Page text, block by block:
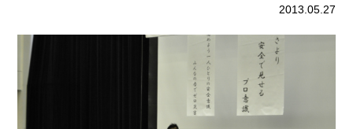
2013.05.27